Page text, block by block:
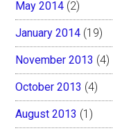
May 2014 (2)
January 2014 (19)
November 2013 (4)
October 2013 (4)
August 2013 (1)